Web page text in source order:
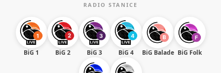
RADIO STANICE
BiG 1 BiG 2 BiG 3 BiG 4 BiG Balade BiG Folk